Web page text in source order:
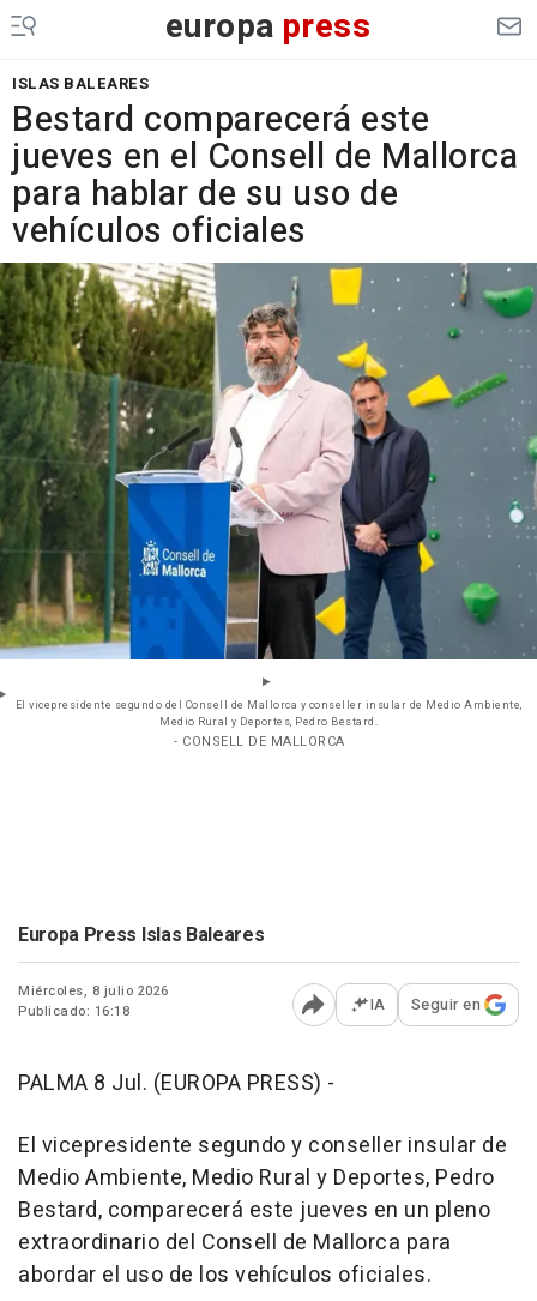
europa press
ISLAS BALEARES
Bestard comparecerá este
jueves en el Consell de Mallorca
para hablar de su uso de
vehículos oficiales
El vicepresidente segundo del Consell de Mallorca y conseller insular de Medio Ambiente,
Medio Rural y Deportes, Pedro Bestard.
- CONSELL DE MALLORCA
Europa Press Islas Baleares
Miércoles, 8 julio 2026
Publicado: 16:18
Abrir opciones para
IA Seguir en
PALMA 8 Jul. (EUROPA PRESS) -
El vicepresidente segundo y conseller insular de
Medio Ambiente, Medio Rural y Deportes, Pedro
Bestard, comparecerá este jueves en un pleno
extraordinario del Consell de Mallorca para
abordar el uso de los vehículos oficiales.